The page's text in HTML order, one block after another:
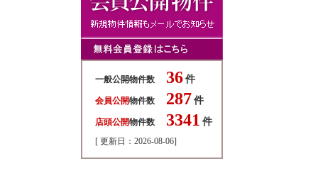
一般公開物件数 36 件
会員公開物件数 287 件
店頭公開物件数 3341 件
[ 更新日：2026-08-06]